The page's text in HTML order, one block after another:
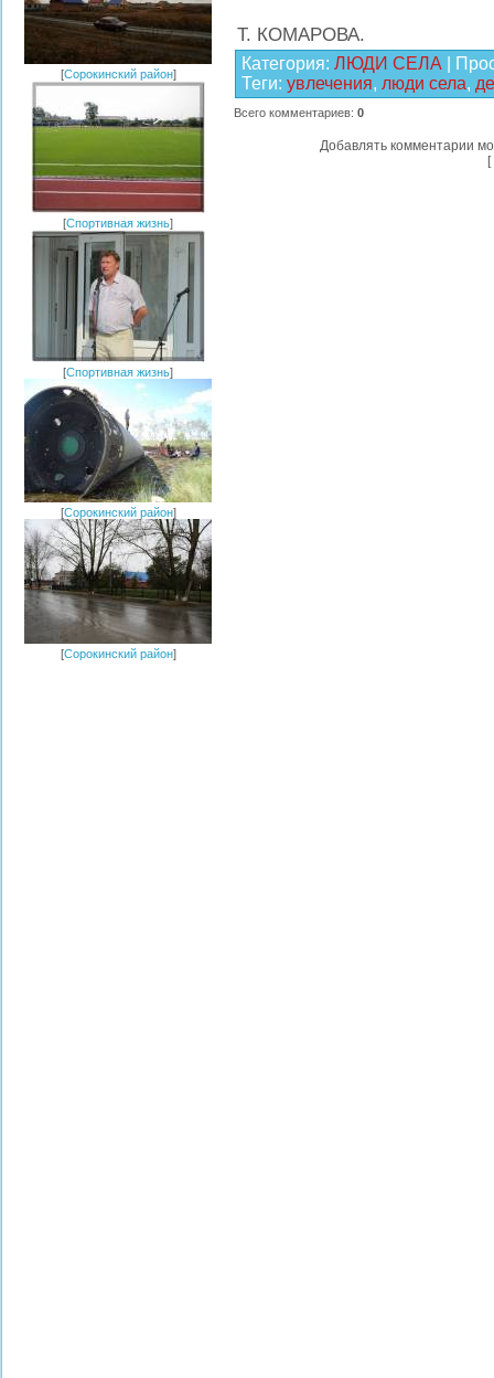
[Сорокинский район]
[Спортивная жизнь]
[Спортивная жизнь]
[Сорокинский район]
[Сорокинский район]
Т. КОМАРОВА.
Категория: ЛЮДИ СЕЛА
Теги: увлечения, люди села,
Всего комментариев: 0
Добавлять комментарии
[